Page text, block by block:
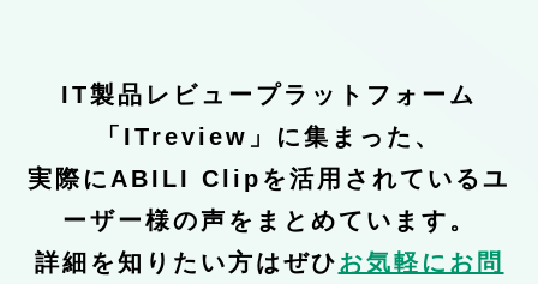
IT製品レビュープラットフォーム
「ITreview」に集まった、
実際にABILI Clipを活用されているユ
ーザー様の声をまとめています。
詳細を知りたい方はぜひお気軽にお問